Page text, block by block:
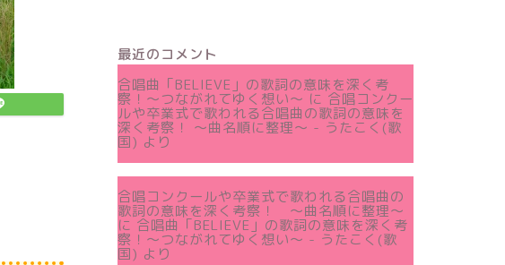
最近のコメント
合唱曲「BELIEVE」の歌詞の意味を深く考
察！〜つながれてゆく想い〜 に 合唱コンクー
ルや卒業式で歌われる合唱曲の歌詞の意味を
深く考察！ 〜曲名順に整理〜 - うたこく(歌
国) より
合唱コンクールや卒業式で歌われる合唱曲の
歌詞の意味を深く考察！ 〜曲名順に整理〜
に 合唱曲「BELIEVE」の歌詞の意味を深く考
察！〜つながれてゆく想い〜 - うたこく(歌
国) より